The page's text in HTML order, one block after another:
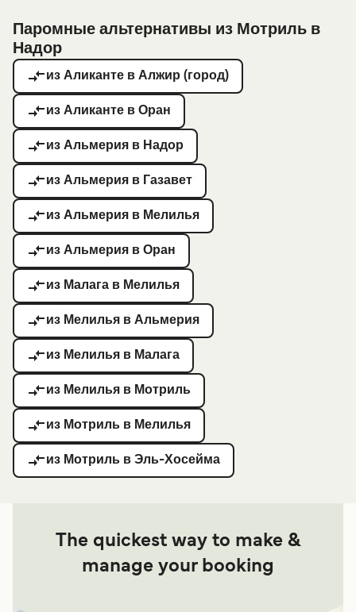
Паромные альтернативы из Мотриль в
Надор
из Аликанте в Алжир (город)
из Аликанте в Оран
из Альмерия в Надор
из Альмерия в Газавет
из Альмерия в Мелилья
из Альмерия в Оран
из Малага в Мелилья
из Мелилья в Альмерия
из Мелилья в Малага
из Мелилья в Мотриль
из Мотриль в Мелилья
из Мотриль в Эль-Хосейма
The quickest way to make &
manage your booking